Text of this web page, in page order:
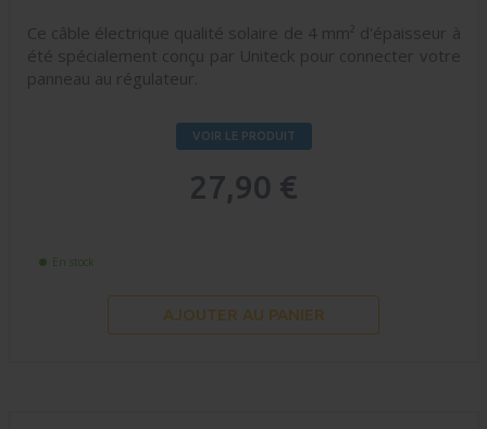
Ce câble électrique qualité solaire de 4 mm² d'épaisseur à
été spécialement conçu par Uniteck pour connecter votre
panneau au régulateur.
VOIR LE PRODUIT
27,90 €
En stock
AJOUTER AU PANIER